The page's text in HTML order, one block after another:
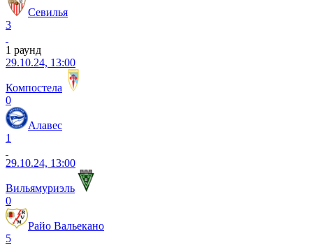
Севилья
3
1 раунд
29.10.24, 13:00
Компостела
0
Алавес
1
29.10.24, 13:00
Вильямуриэль
0
Райо Вальекано
5